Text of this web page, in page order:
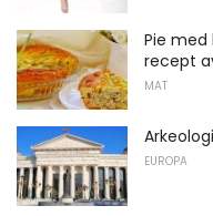
Pie
recept
MAT
EUROPA